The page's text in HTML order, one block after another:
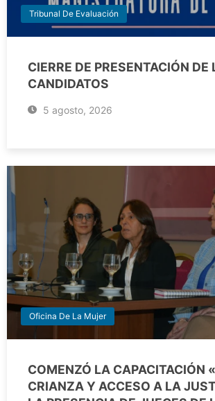
Tribunal De Evaluación
CIERRE DE PRESENTACIÓN DE
CANDIDATOS
5 agosto, 2026
Oficina De La Mujer
COMENZÓ LA CAPACITACIÓN
CRIANZA Y ACCESO A LA